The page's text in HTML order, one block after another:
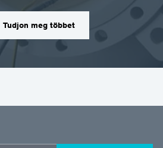
Tudjon meg többet